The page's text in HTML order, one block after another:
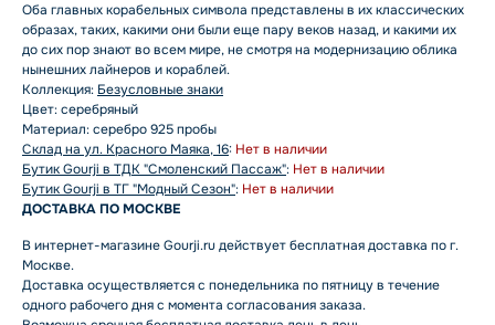
Оба главных корабельных символа представлены в их классических
образах, таких, какими они были еще пару веков назад, и какими их
до сих пор знают во всем мире, не смотря на модернизацию облика
нынешних лайнеров и кораблей.
Коллекция: Безусловные знаки
Цвет: серебряный
Материал: серебро 925 пробы
Склад на ул. Красного Маяка, 16: Нет в наличии
Бутик Gourji в ТДК "Смоленский Пассаж": Нет в наличии
Бутик Gourji в ТГ "Модный Сезон": Нет в наличии
ДОСТАВКА ПО МОСКВЕ
В интернет-магазине Gourji.ru действует бесплатная доставка по г.
Москве.
Доставка осуществляется с понедельника по пятницу в течение
одного рабочего дня с момента согласования заказа.